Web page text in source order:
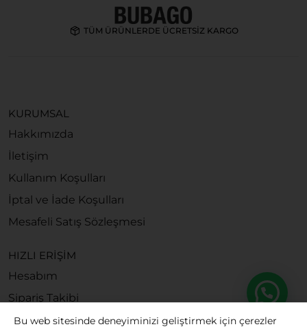
TÜM ÜRÜNLERDE ÜCRETSİZ KARGO
KURUMSAL
Hakkımızda
İletişim
Kullanım Koşulları
İptal ve İade Koşulları
Mesafeli Satış Sözleşmesi
HIZLI ERİŞİM
Hesabım
Sipariş Takibi
Bu web sitesinde deneyiminizi geliştirmek için çerezler